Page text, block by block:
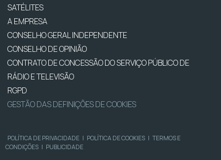
SATÉLITES
A EMPRESA
CONSELHO GERAL INDEPENDENTE
CONSELHO DE OPINIÃO
CONTRATO DE CONCESSÃO DO SERVIÇO PÚBLICO DE
RÁDIO E TELEVISÃO
RGPD
GESTÃO DAS DEFINIÇÕES DE COOKIES
POLÍTICA DE PRIVACIDADE | POLÍTICA DE COOKIES | TERMOS E
CONDIÇÕES | PUBLICIDADE